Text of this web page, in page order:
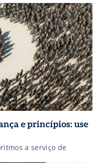
e princípios: use
a serviço de